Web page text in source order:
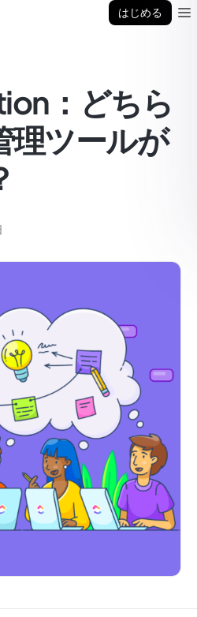
はじめる
：どちら
理ツールが